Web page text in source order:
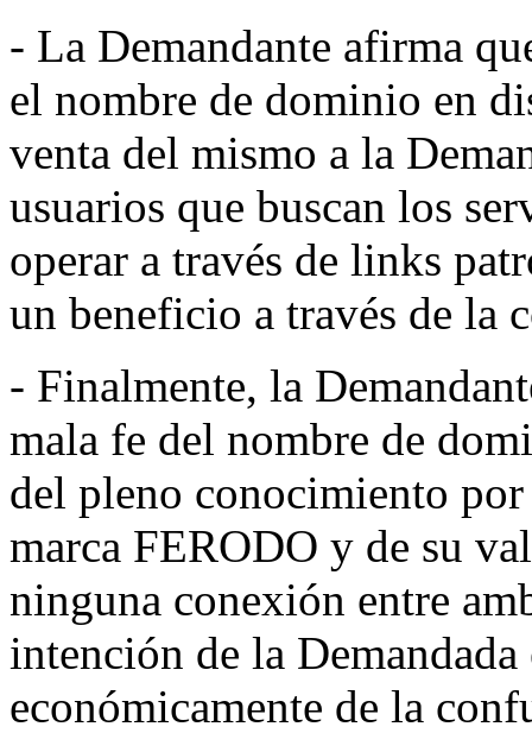
- La Demandante afirma
el nombre de dominio en
venta del mismo a la
usuarios que buscan los
operar a través de links
un beneficio a través de la
- Finalmente, la
mala fe del nombre de
del pleno conocimiento
marca FERODO y de su
ninguna conexión entre
intención de la
económicamente de la